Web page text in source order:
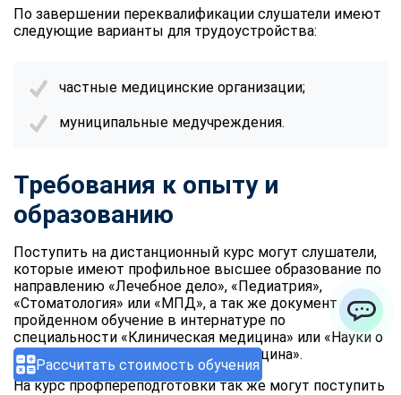
Рассчитать стоимость обучения
По завершении переквалификации слушатели имеют
следующие варианты для трудоустройства:
частные медицинские организации;
муниципальные медучреждения.
Требования к опыту и
образованию
Поступить на дистанционный курс могут слушатели,
которые имеют профильное высшее образование по
направлению «Лечебное дело», «Педиатрия»,
«Стоматология» или «МПД», а так же документ о
пройденном обучение в интернатуре по
специальности «Клиническая медицина» или «Науки о
здоровье и профилактическая медицина».
На курс профпереподготовки так же могут поступить
ChatApp